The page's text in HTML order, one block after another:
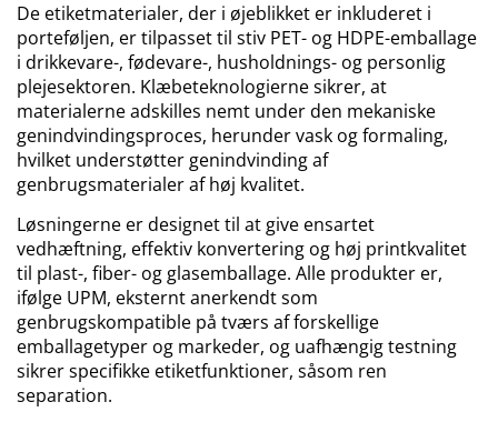
De etiketmaterialer, der i øjeblikket er inkluderet i
porteføljen, er tilpasset til stiv PET- og HDPE-emballage
i drikkevare-, fødevare-, husholdnings- og personlig
plejesektoren. Klæbeteknologierne sikrer, at
materialerne adskilles nemt under den mekaniske
genindvindingsproces, herunder vask og formaling,
hvilket understøtter genindvinding af
genbrugsmaterialer af høj kvalitet.
Løsningerne er designet til at give ensartet
vedhæftning, effektiv konvertering og høj printkvalitet
til plast-, fiber- og glasemballage. Alle produkter er,
ifølge UPM, eksternt anerkendt som
genbrugskompatible på tværs af forskellige
emballagetyper og markeder, og uafhængig testning
sikrer specifikke etiketfunktioner, såsom ren
separation.